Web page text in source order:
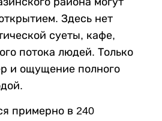
Здесь нет
суеты, кафе,
потока людей. Только
и ощущение полного
примерно в 240